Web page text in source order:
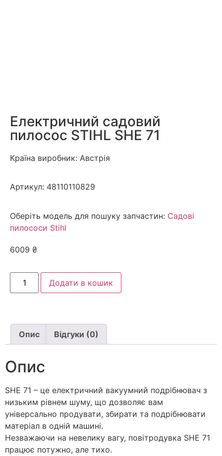
Електричний садовий
пилосос STIHL SHE 71
Країна виробник: Австрія
Артикул: 48110110829
Оберіть модель для пошуку запчастин: Садові
пилососи Stihl
6009 ₴
Додати в кошик
Опис Відгуки (0)
Опис
SHE 71 – це електричний вакуумний подрібнювач з
низьким рівнем шуму, що дозволяє вам
універсально продувати, збирати та подрібнювати
матеріал в одній машині.
Незважаючи на невелику вагу, повітродувка SHE 71
працює потужно, але тихо.